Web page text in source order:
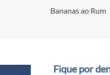
Bananas ao Rum
Fique por